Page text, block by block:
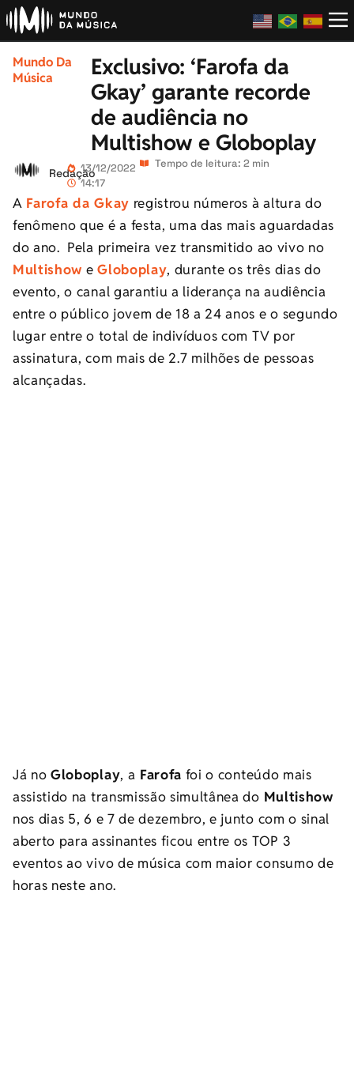
Mundo Da
Música
Exclusivo: ‘Farofa da
Gkay’ garante recorde
de audiência no
Multishow e Globoplay
Redação13/12/2022
14:17
Tempo de leitura: 2 min
A Farofa da Gkay registrou números à altura do
fenômeno que é a festa, uma das mais aguardadas
do ano. Pela primeira vez transmitido ao vivo no
Multishow eGloboplay, durante os três dias do
evento, o canal garantiu a liderança na audiência
entre o público jovem de 18 a 24 anos e o segundo
lugar entre o total de indivíduos com TV por
assinatura, com mais de 2.7 milhões de pessoas
alcançadas.
Já noGloboplay, a Farofa foi o conteúdo mais
assistido na transmissão simultânea do Multishow
nos dias 5, 6 e 7 de dezembro, e junto com o sinal
aberto para assinantes ficou entre os TOP 3
eventos ao vivo de música com maior consumo de
horas neste ano.